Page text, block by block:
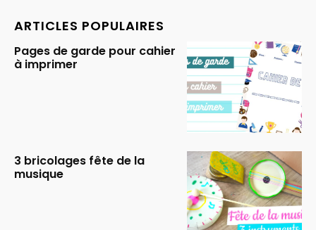
ARTICLES POPULAIRES
Pages de garde pour cahier
à imprimer
3 bricolages fête de la
musique